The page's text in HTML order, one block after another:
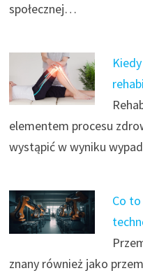
społecznej…
elementem procesu
wystąpić w wyniku
Co
znany również jako